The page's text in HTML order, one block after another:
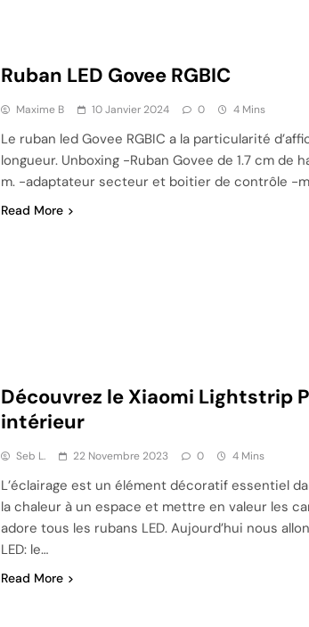
Ruban LED Govee RGBIC
Maxime B 10 Janvier 2024 0 4 Mins
Le ruban led Govee RGBIC a la particularité
longueur. Unboxing -Ruban Govee de 1.7 cm de
m. -adaptateur secteur et boitier de contrôle -
Read More
Découvrez le Xiaomi Lightstrip
intérieur
Seb L. 22 Novembre 2023 0 4 Mins
L’éclairage est un élément décoratif essentiel
la chaleur à un espace et mettre en valeur les
adore tous les rubans LED. Aujourd’hui nous
LED: le…
Read More